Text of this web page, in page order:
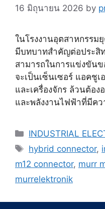
16 มิถุนายน 2026 by
ในโรงงานอุตสาหกรรม
มีบทบาทสำคัญต่อประสิ
สามารถในการแข่งขัน
จะเป็นเซ็นเซอร์ แอคชูเ
และเครื่องจักร ล้วนต้อ
และพลังงานไฟฟ้าที่มีค
Categories
INDUSTRIAL
Tags
hybrid connector,
m12 connector, murr
murrelektronik